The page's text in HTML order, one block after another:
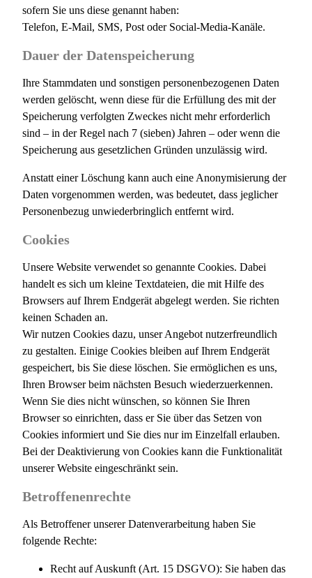
sofern Sie uns diese genannt haben:
Telefon, E-Mail, SMS, Post oder Social-Media-Kanäle.
Dauer der Datenspeicherung
Ihre Stammdaten und sonstigen personenbezogenen Daten
werden gelöscht, wenn diese für die Erfüllung des mit der
Speicherung verfolgten Zweckes nicht mehr erforderlich
sind – in der Regel nach 7 (sieben) Jahren – oder wenn die
Speicherung aus gesetzlichen Gründen unzulässig wird.
Anstatt einer Löschung kann auch eine Anonymisierung der
Daten vorgenommen werden, was bedeutet, dass jeglicher
Personenbezug unwiederbringlich entfernt wird.
Cookies
Unsere Website verwendet so genannte Cookies. Dabei
handelt es sich um kleine Textdateien, die mit Hilfe des
Browsers auf Ihrem Endgerät abgelegt werden. Sie richten
keinen Schaden an.
Wir nutzen Cookies dazu, unser Angebot nutzerfreundlich
zu gestalten. Einige Cookies bleiben auf Ihrem Endgerät
gespeichert, bis Sie diese löschen. Sie ermöglichen es uns,
Ihren Browser beim nächsten Besuch wiederzuerkennen.
Wenn Sie dies nicht wünschen, so können Sie Ihren
Browser so einrichten, dass er Sie über das Setzen von
Cookies informiert und Sie dies nur im Einzelfall erlauben.
Bei der Deaktivierung von Cookies kann die Funktionalität
unserer Website eingeschränkt sein.
Betroffenenrechte
Als Betroffener unserer Datenverarbeitung haben Sie
folgende Rechte:
Recht auf Auskunft (Art. 15 DSGVO): Sie haben das